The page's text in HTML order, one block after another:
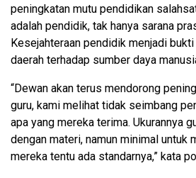
peningkatan mutu pendidikan
adalah pendidik, tak hanya sarana
Kesejahteraan pendidik menjadi
daerah terhadap sumber daya
“Dewan akan terus mendorong
guru, kami melihat tidak seimbang
apa yang mereka terima. Ukurannya
dengan materi, namun minimal untuk
mereka tentu ada standarnya,” kata